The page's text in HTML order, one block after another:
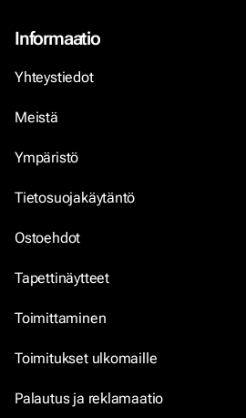
Informaatio
Yhteystiedot
Meistä
Ympäristö
Tietosuojakäytäntö
Ostoehdot
Tapettinäytteet
Toimittaminen
Toimitukset ulkomaille
Palautus ja reklamaatio